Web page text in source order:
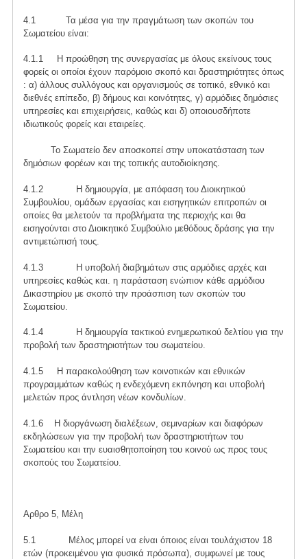
4.1 Τα μέσα για την πραγμάτωση των σκοπών του
Σωματείου είναι:
4.1.1 Η προώθηση της συνεργασίας με όλους εκείνους τους
φορείς οι οποίοι έχουν παρόμοιο σκοπό και δραστηριότητες όπως
: α) άλλους συλλόγους και οργανισμούς σε τοπικό, εθνικό και
διεθνές επίπεδο, β) δήμους και κοινότητες, γ) αρμόδιες δημόσιες
υπηρεσίες και επιχειρήσεις, καθώς και δ) οποιουσδήποτε
ιδιωτικούς φορείς και εταιρείες.
Το Σωματείο δεν αποσκοπεί στην υποκατάσταση των
δημόσιων φορέων και της τοπικής αυτοδιοίκησης.
4.1.2 Η δημιουργία, με απόφαση του Διοικητικού
Συμβουλίου, ομάδων εργασίας και εισηγητικών επιτροπών οι
οποίες θα μελετούν τα προβλήματα της περιοχής και θα
εισηγούνται στο Διοικητικό Συμβούλιο μεθόδους δράσης για την
αντιμετώπισή τους.
4.1.3 Η υποβολή διαβημάτων στις αρμόδιες αρχές και
υπηρεσίες καθώς και. η παράσταση ενώπιον κάθε αρμόδιου
Δικαστηρίου με σκοπό την προάσπιση των σκοπών του
Σωματείου.
4.1.4 Η δημιουργία τακτικού ενημερωτικού δελτίου για την
προβολή των δραστηριοτήτων του σωματείου.
4.1.5 Η παρακολούθηση των κοινοτικών και εθνικών
προγραμμάτων καθώς η ενδεχόμενη εκπόνηση και υποβολή
μελετών προς άντληση νέων κονδυλίων.
4.1.6 Η διοργάνωση διαλέξεων, σεμιναρίων και διαφόρων
εκδηλώσεων για την προβολή των δραστηριοτήτων του
Σωματείου και την ευαισθητοποίηση του κοινού ως προς τους
σκοπούς του Σωματείου.
Αρθρο 5, Μέλη
5.1 Μέλος μπορεί να είναι όποιος είναι τουλάχιστον 18
ετών (προκειμένου για φυσικά πρόσωπα), συμφωνεί με τους